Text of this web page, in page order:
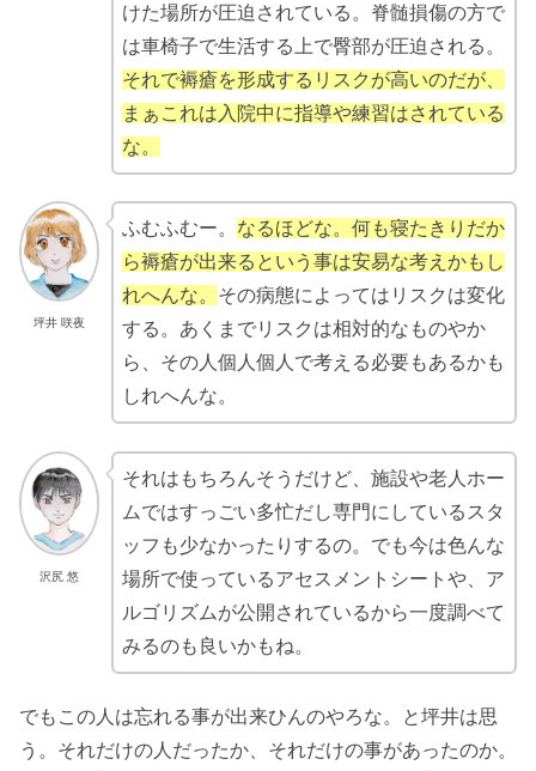
けた場所が圧迫されている。脊髄損傷の方で
は車椅子で生活する上で臀部が圧迫される。
それで褥瘡を形成するリスクが高いのだが、
まぁこれは入院中に指導や練習はされている
な。
坪井 咲夜
ふむふむー。 なるほどな。何も寝たきりだか
ら褥瘡が出来るという事は安易な考えかもし
れへんな。 その病態によってはリスクは変化
する。あくまでリスクは相対的なものやか
ら、その人個人個人で考える必要もあるかも
しれへんな。
沢尻 悠
それはもちろんそうだけど、施設や老人ホー
ムではすっごい多忙だし専門にしているスタ
ッフも少なかったりするの。でも今は色んな
場所で使っているアセスメントシートや、ア
ルゴリズムが公開されているから一度調べて
みるのも良いかもね。
でもこの人は忘れる事が出来ひんのやろな。と坪井は思
う。それだけの人だったか、それだけの事があったのか。